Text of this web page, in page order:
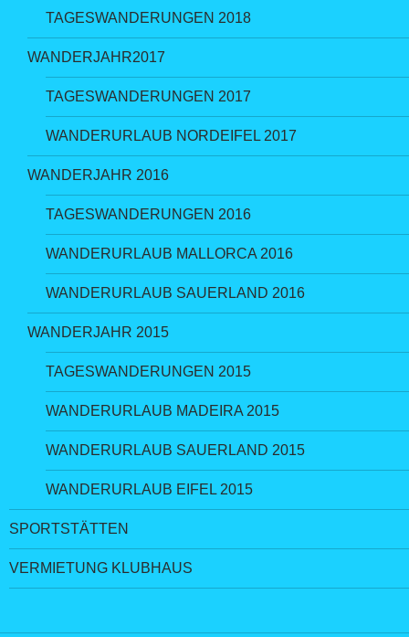
TAGESWANDERUNGEN 2018
WANDERJAHR2017
TAGESWANDERUNGEN 2017
WANDERURLAUB NORDEIFEL 2017
WANDERJAHR 2016
TAGESWANDERUNGEN 2016
WANDERURLAUB MALLORCA 2016
WANDERURLAUB SAUERLAND 2016
WANDERJAHR 2015
TAGESWANDERUNGEN 2015
WANDERURLAUB MADEIRA 2015
WANDERURLAUB SAUERLAND 2015
WANDERURLAUB EIFEL 2015
SPORTSTÄTTEN
VERMIETUNG KLUBHAUS